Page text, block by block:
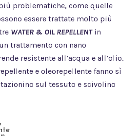
problematiche, come quelle
essere trattate molto più
WATER & OIL REPELLENTin
trattamento con nano
resistente all’acqua e all’olio.
e oleorepellente fanno sì
sul tessuto e scivolino